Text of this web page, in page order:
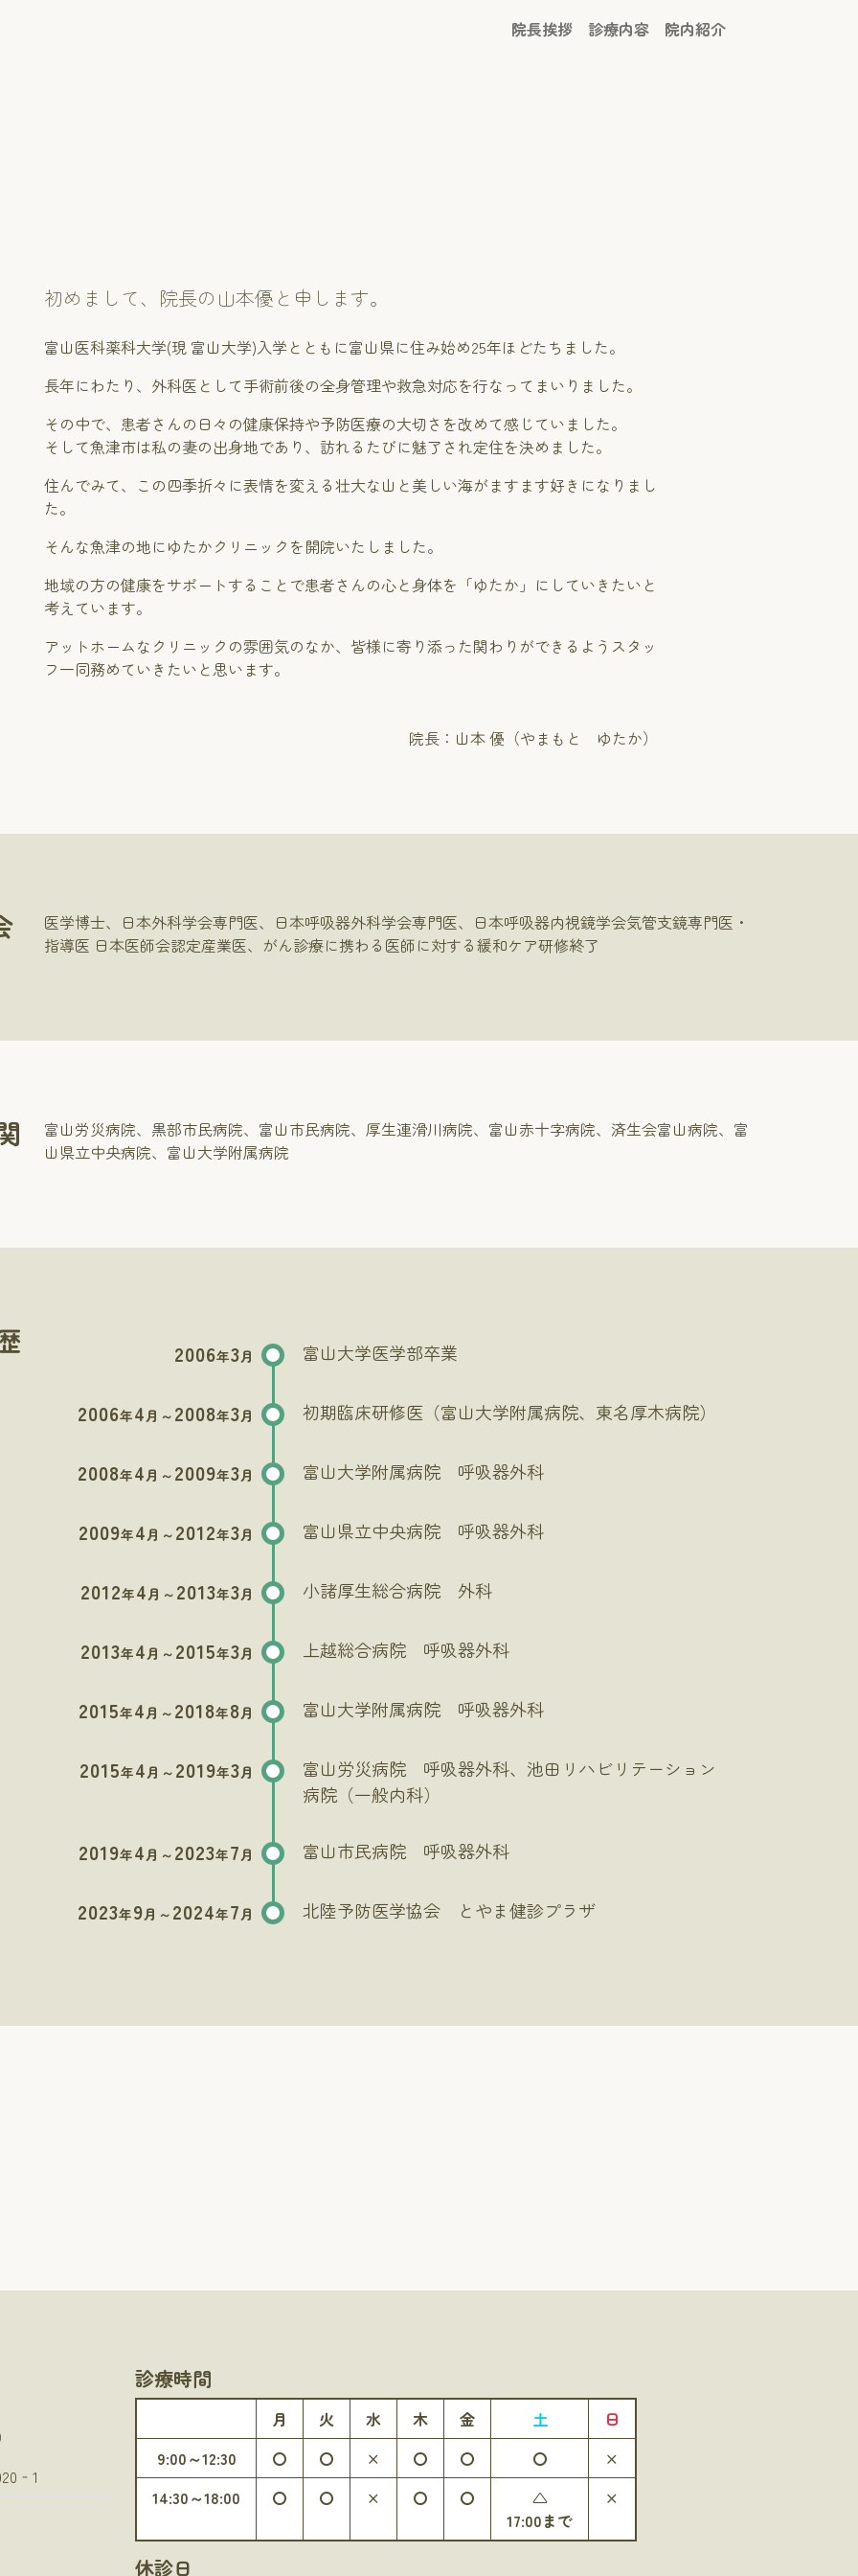
院長挨拶 診療内容 院内紹介
初めまして、院長の山本優と申します。
富山医科薬科大学(現 富山大学)入学とともに富山県に住み始め25年ほどたちました。
長年にわたり、外科医として手術前後の全身管理や救急対応を行なってまいりました。
その中で、患者さんの日々の健康保持や予防医療の大切さを改めて感じていました。
そして魚津市は私の妻の出身地であり、訪れるたびに魅了され定住を決めました。
住んでみて、この四季折々に表情を変える壮大な山と美しい海がますます好きになりまし
た。
そんな魚津の地にゆたかクリニックを開院いたしました。
地域の方の健康をサポートすることで患者さんの心と身体を「ゆたか」にしていきたいと
考えています。
アットホームなクリニックの雰囲気のなか、皆様に寄り添った関わりができるようスタッ
フ一同務めていきたいと思います。
院長：山本 優（やまもと ゆたか）
医学博士、日本外科学会専門医、日本呼吸器外科学会専門医、日本呼吸器内視鏡学会気管支鏡専門医・
指導医 日本医師会認定産業医、がん診療に携わる医師に対する緩和ケア研修終了
富山労災病院、黒部市民病院、富山市民病院、厚生連滑川病院、富山赤十字病院、済生会富山病院、富
山県立中央病院、富山大学附属病院
2006年3月 富山大学医学部卒業
2006年4月～ 2008年3月 初期臨床研修医（富山大学附属病院、東名厚木病院）
2008年4月～ 2009年3月 富山大学附属病院 呼吸器外科
2009年4月～ 2012年3月 富山県立中央病院 呼吸器外科
2012年4月～ 2013年3月 小諸厚生総合病院 外科
2013年4月～ 2015年3月 上越総合病院 呼吸器外科
2015年4月～ 2018年8月 富山大学附属病院 呼吸器外科
2015年4月～ 2019年3月
富山労災病院 呼吸器外科、池田リハビリテーション
病院（一般内科）
2019年4月～ 2023年7月 富山市民病院 呼吸器外科
2023年9月～ 2024年7月 北陸予防医学協会 とやま健診プラザ
診療時間
月 火 水 木 金 土
日
9:00～12:30
〇 〇 × 〇 〇 〇
×
14:30～18:00
〇 〇 × 〇 〇
△
17:00まで
×
休診日